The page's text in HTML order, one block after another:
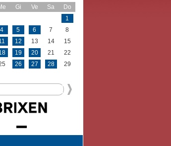
Gi Ve Sa
Do
1
4 5 6 7
8
12 13 14
15
19 20 21
22
26 27 28
29